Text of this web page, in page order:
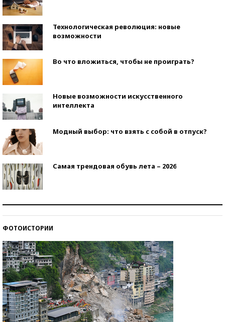
Технологическая революция: новые
возможности
Во что вложиться, чтобы не проиграть?
Новые возможности искусственного
интеллекта
Модный выбор: что взять с собой в отпуск?
Самая трендовая обувь лета – 2026
ФОТОИСТОРИИ